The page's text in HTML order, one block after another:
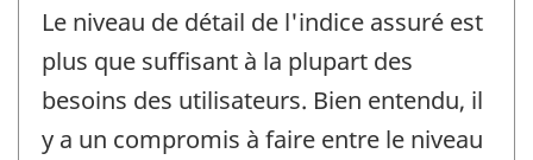
Le niveau de détail de l'indice assuré est
plus que suffisant à la plupart des
besoins des utilisateurs. Bien entendu, il
y a un compromis à faire entre le niveau